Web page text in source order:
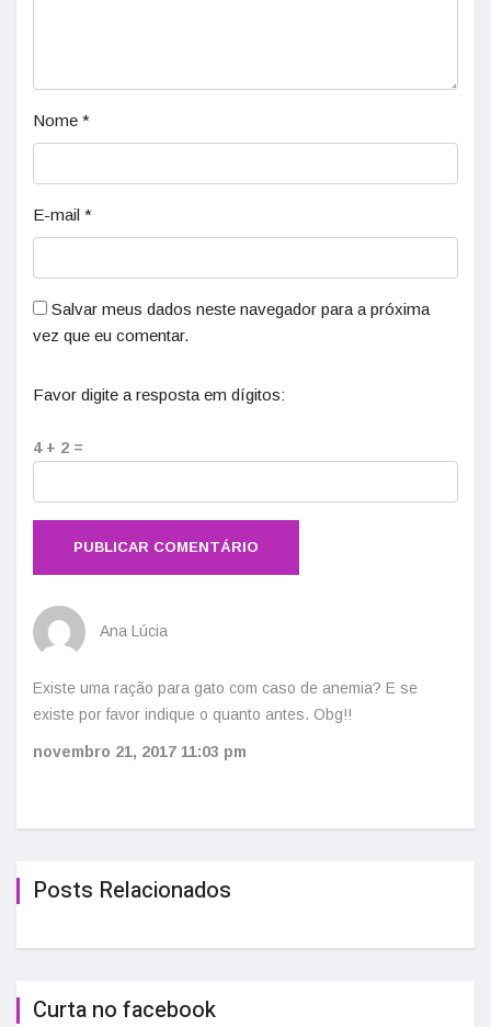
Nome *
E-mail *
Salvar meus dados neste navegador para a próxima
vez que eu comentar.
Favor digite a resposta em dígitos:
4 + 2 =
Ana Lúcia
Existe uma ração para gato com caso de anemia? E se
existe por favor indique o quanto antes. Obg!!
novembro 21, 2017 11:03 pm
Posts Relacionados
Curta no facebook